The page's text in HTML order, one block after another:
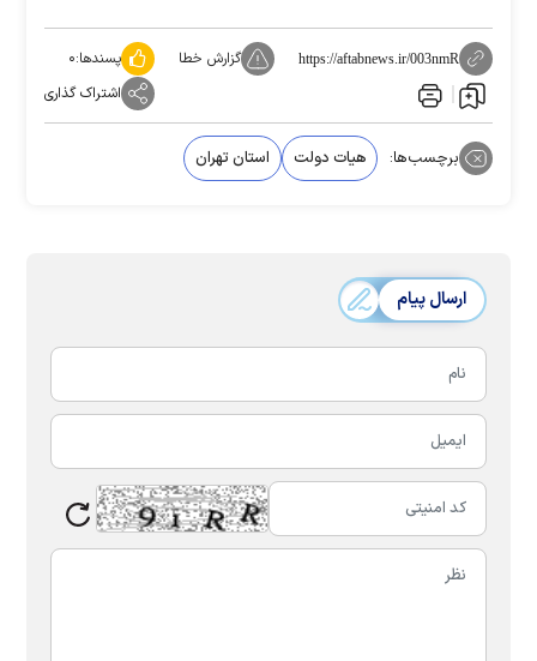
https://aftabnews.ir/003nmR گزارش خطا پسندها:۰
اشتراک گذاری
برچسب‌ها: هیات دولت استان تهران
ارسال پیام